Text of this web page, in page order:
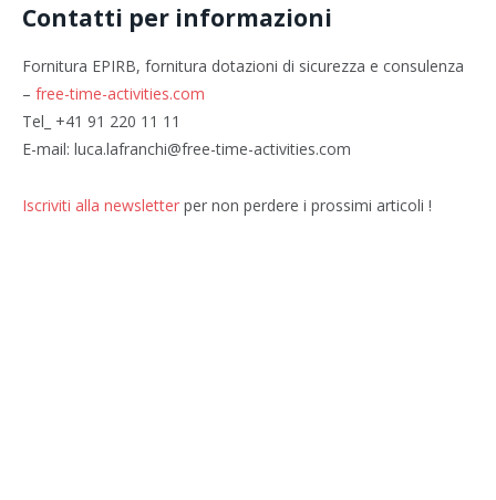
Contatti per informazioni
Fornitura EPIRB, fornitura dotazioni di sicurezza e consulenza
– free-time-activities.com
Tel_ +41 91 220 11 11
E-mail: luca.lafranchi@free-time-activities.com
Iscriviti alla newsletter per non perdere i prossimi articoli !